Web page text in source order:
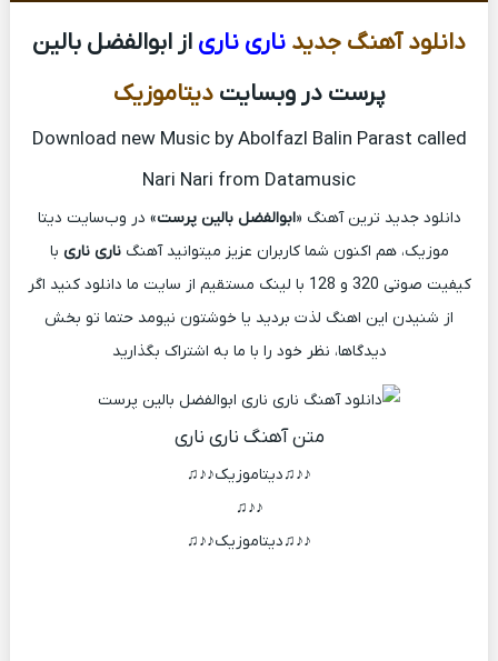
دانلود آهنگ جدید ناری ناری از ابوالفضل بالین
پرست در وبسایتدیتاموزیک
Download new Music by Abolfazl Balin Parast called
Nari Nari from Datamusic
دانلود جدید ترین آهنگ «ابوالفضل بالین پرست» در وب‌سایت دیتا
موزیک، هم اکنون شما کاربران عزیز میتوانید آهنگناری ناری با
کیفیت صوتی 320 و 128 با لینک مستقیم از سایت ما دانلود کنید اگر
از شنیدن این اهنگ لذت بردید یا خوشتون نیومد حتما تو بخش
دیدگاها، نظر خود را با ما به اشتراک بگذارید
متن آهنگ ناری ناری
♪♪♫دیتاموزیک♪♪♫
♪♪♫
♪♪♫دیتاموزیک♪♪♫